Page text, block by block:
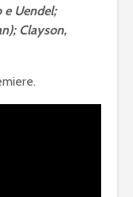
e Uendel;
Clayson,